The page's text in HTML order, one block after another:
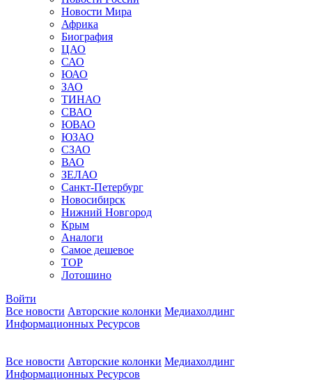
Новости Мира
Африка
Биография
ЦАО
САО
ЮАО
ЗАО
ТИНАО
СВАО
ЮВАО
ЮЗАО
СЗАО
ВАО
ЗЕЛАО
Санкт-Петербург
Новосибирск
Нижний Новгород
Крым
Аналоги
Самое дешевое
TOP
Лотошино
Войти
Все новости Авторские колонки Медиахолдинг
Информационных Ресурсов
Все новости Авторские колонки Медиахолдинг
Информационных Ресурсов